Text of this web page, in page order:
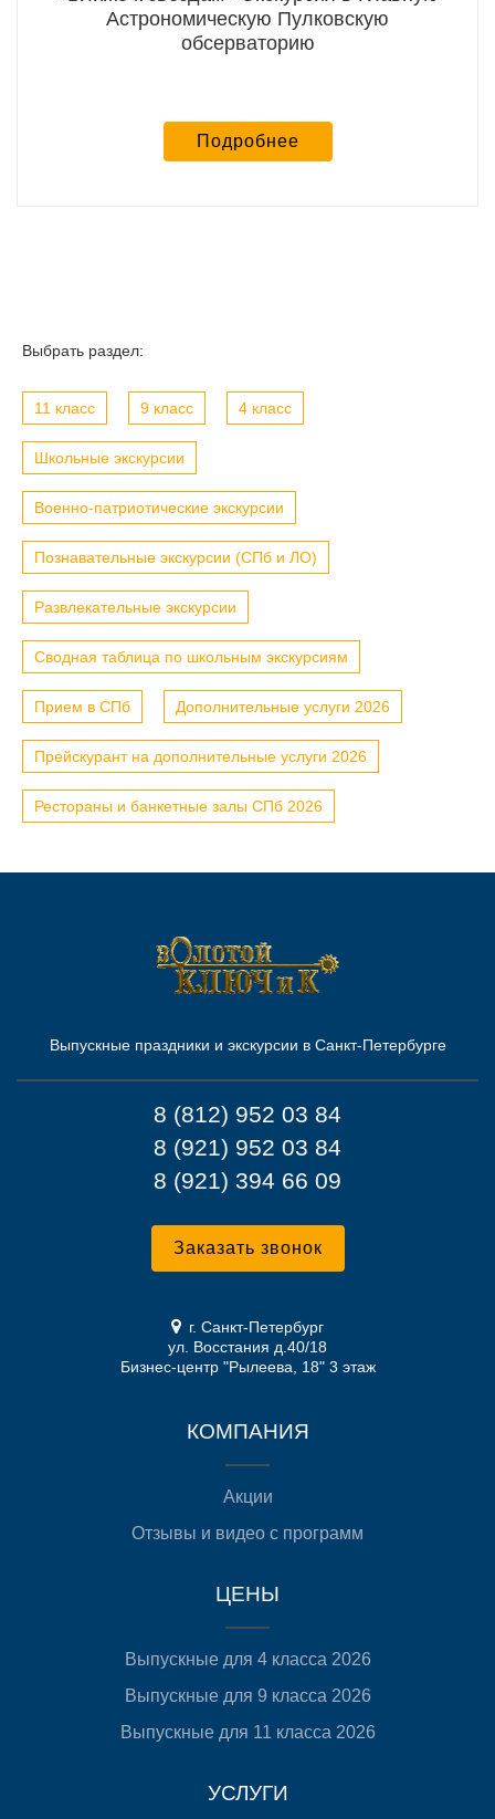
Астрономическую Пулковскую
обсерваторию
Подробнее
Выбрать раздел:
11 класс 9 класс 4 класс
Школьные экскурсии
Военно-патриотические экскурсии
Познавательные экскурсии (СПб и ЛО)
Развлекательные экскурсии
Сводная таблица по школьным экскурсиям
Прием в СПб Дополнительные услуги 2026
Прейскурант на дополнительные услуги 2026
Рестораны и банкетные залы СПб 2026
Выпускные праздники и экскурсии в Санкт-Петербурге
8 (812) 952 03 84
8 (921) 952 03 84
8 (921) 394 66 09
Заказать звонок
г. Санкт-Петербург
ул. Восстания д.40/18
Бизнес-центр "Рылеева, 18" 3 этаж
КОМПАНИЯ
Акции
Отзывы и видео с программ
ЦЕНЫ
Выпускные для 4 класса 2026
Выпускные для 9 класса 2026
Выпускные для 11 класса 2026
УСЛУГИ